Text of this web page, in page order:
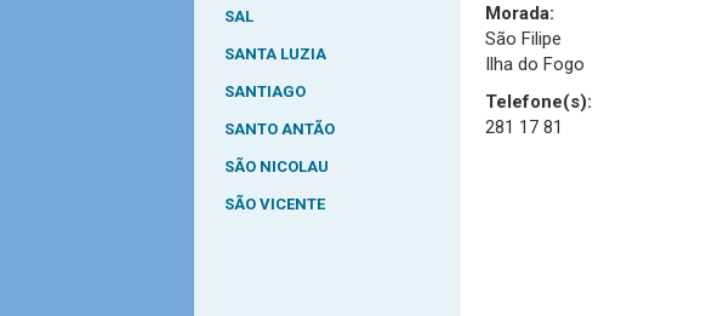
SAL
SANTA LUZIA
SANTIAGO
SANTO ANTÃO
SÃO NICOLAU
SÃO VICENTE
Morada:
São Filipe
Ilha do Fogo
Telefone(s):
281 17 81